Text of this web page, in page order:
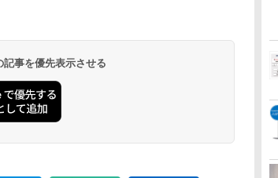
事を優先表示させる